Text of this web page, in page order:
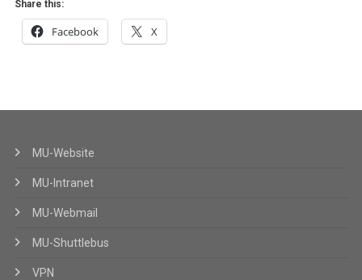
Share this:
Facebook X
MU-Website
MU-Intranet
MU-Webmail
MU-Shuttlebus
VPN